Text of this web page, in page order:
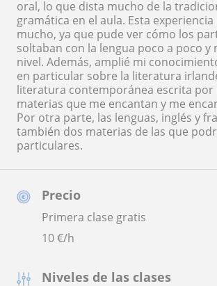
Precio
Primera clase gratis
10€/h
Niveles de las clases
oral, lo que dista mucho de la
gramática en el aula. Esta
mucho, ya que pude ver cómo los
soltaban con la lengua poco a poco y
nivel. Además, amplié mi
en particular sobre la literatura
literatura contemporánea escrita por
materias que me encantan y me
Por otra parte, las lenguas, inglés y
también dos materias de las que
particulares.